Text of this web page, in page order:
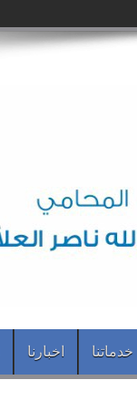
خدماتنا اخبارنا